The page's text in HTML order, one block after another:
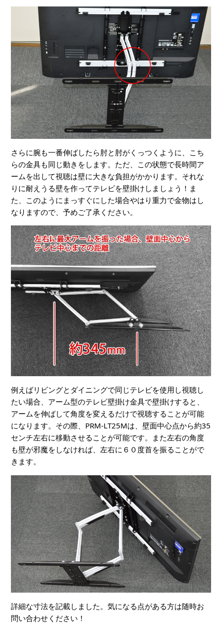
さらに腕も一番伸ばしたら肘と肘がくっつくように、こち
らの金具も同じ動きをします。ただ、この状態で長時間ア
ームを出して視聴は壁に大きな負担がかかります。それな
りに耐えうる壁を作ってテレビを壁掛けしましょう！ま
た、このようにまっすぐにした場合やはり重力で金物はし
なりますので、予めご了承ください。
例えばリビングとダイニングで同じテレビを使用し視聴し
たい場合、アーム型のテレビ壁掛け金具で壁掛けすると、
アームを伸ばして角度を変えるだけで視聴することが可能
になります。その際、PRM-LT25Mは、壁面中心点から約35
センチ左右に移動させることが可能です。また左右の角度
も壁が邪魔をしなければ、左右に６０度首を振ることがで
きます。
詳細な寸法を記載しました。気になる点がある方は随時お
問い合わせください！